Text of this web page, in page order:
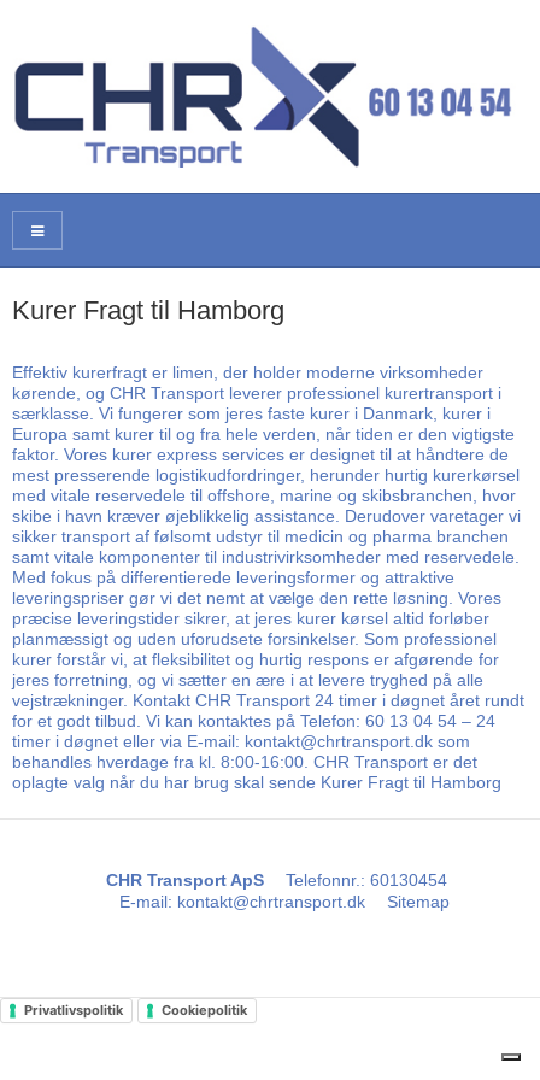
Kurer Fragt til Hamborg
Effektiv kurerfragt er limen, der holder moderne virksomheder
kørende, og CHR Transport leverer professionel kurertransport i
særklasse. Vi fungerer som jeres faste kurer i Danmark, kurer i
Europa samt kurer til og fra hele verden, når tiden er den vigtigste
faktor. Vores kurer express services er designet til at håndtere de
mest presserende logistikudfordringer, herunder hurtig kurerkørsel
med vitale reservedele til offshore, marine og skibsbranchen, hvor
skibe i havn kræver øjeblikkelig assistance. Derudover varetager vi
sikker transport af følsomt udstyr til medicin og pharma branchen
samt vitale komponenter til industrivirksomheder med reservedele.
Med fokus på differentierede leveringsformer og attraktive
leveringspriser gør vi det nemt at vælge den rette løsning. Vores
præcise leveringstider sikrer, at jeres kurer kørsel altid forløber
planmæssigt og uden uforudsete forsinkelser. Som professionel
kurer forstår vi, at fleksibilitet og hurtig respons er afgørende for
jeres forretning, og vi sætter en ære i at levere tryghed på alle
vejstrækninger. Kontakt CHR Transport 24 timer i døgnet året rundt
for et godt tilbud. Vi kan kontaktes på Telefon: 60 13 04 54 – 24
timer i døgnet eller via E-mail: kontakt@chrtransport.dk som
behandles hverdage fra kl. 8:00-16:00. CHR Transport er det
oplagte valg når du har brug skal sende Kurer Fragt til Hamborg
CHR Transport ApS Telefonnr.: 60130454
E-mail: kontakt@chrtransport.dk Sitemap
Privatlivspolitik Cookiepolitik